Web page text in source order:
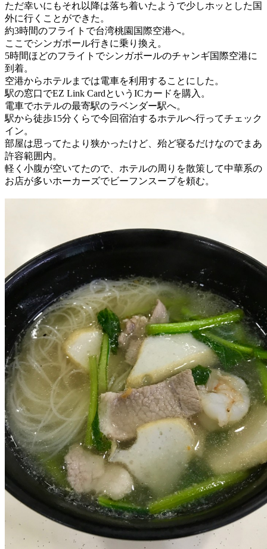
ただ幸いにもそれ以降は落ち着いたようで少しホッとした国
外に行くことができた。
約3時間のフライトで台湾桃園国際空港へ。
ここでシンガポール行きに乗り換え。
5時間ほどのフライトでシンガポールのチャンギ国際空港に
到着。
空港からホテルまでは電車を利用することにした。
駅の窓口でEZ Link CardというICカードを購入。
電車でホテルの最寄駅のラベンダー駅へ。
駅から徒歩15分くらで今回宿泊するホテルへ行ってチェック
イン。
部屋は思ってたより狭かったけど、殆ど寝るだけなのでまあ
許容範囲内。
軽く小腹が空いてたので、ホテルの周りを散策して中華系の
お店が多いホーカーズでビーフンスープを頼む。